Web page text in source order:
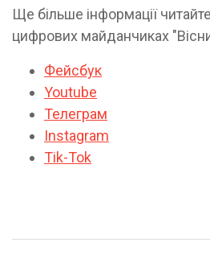
Ще більше інформації
цифрових майданчиках
Фейсбук
Youtube
Телеграм
Instagram
Tik-Tok